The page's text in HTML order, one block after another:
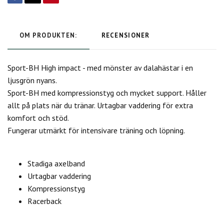
OM PRODUKTEN: RECENSIONER
Sport-BH High impact - med mönster av dalahästar i en
ljusgrön nyans.
Sport-BH med kompressionstyg och mycket support. Håller
allt på plats när du tränar. Urtagbar vaddering för extra
komfort och stöd.
Fungerar utmärkt för intensivare träning och löpning.
Stadiga axelband
Urtagbar vaddering
Kompressionstyg
Racerback